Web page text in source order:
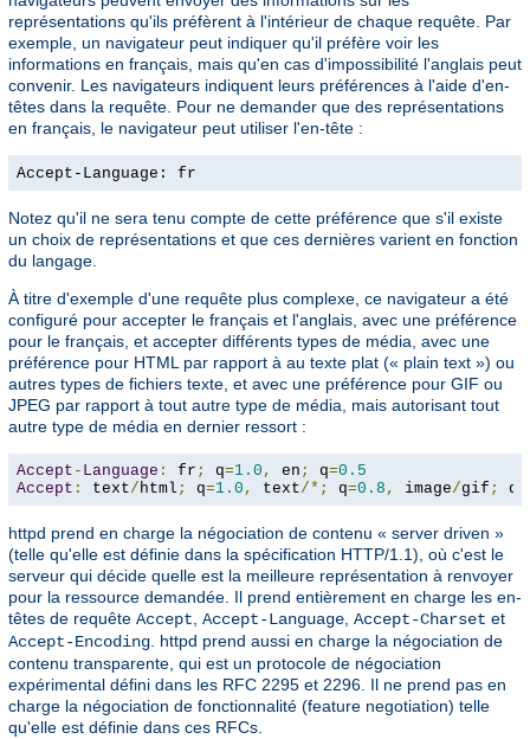
représentations qu'ils préfèrent à l'intérieur de chaque requête. Par
exemple, un navigateur peut indiquer qu'il préfère voir les
informations en français, mais qu'en cas d'impossibilité l'anglais peut
convenir. Les navigateurs indiquent leurs préférences à l'aide d'en-
têtes dans la requête. Pour ne demander que des représentations
en français, le navigateur peut utiliser l'en-tête :
Accept-Language: fr
Notez qu'il ne sera tenu compte de cette préférence que s'il existe
un choix de représentations et que ces dernières varient en fonction
du langage.
À titre d'exemple d'une requête plus complexe, ce navigateur a été
configuré pour accepter le français et l'anglais, avec une préférence
pour le français, et accepter différents types de média, avec une
préférence pour HTML par rapport à au texte plat (« plain text ») ou
autres types de fichiers texte, et avec une préférence pour GIF ou
JPEG par rapport à tout autre type de média, mais autorisant tout
autre type de média en dernier ressort :
Accept - Language : fr ; q=1.0 , en ; q=0.5
Accept : text/html ; q=1.0 , text/*; q=0.8 , image/gif ; q
httpd prend en charge la négociation de contenu « server driven »
(telle qu'elle est définie dans la spécification HTTP/1.1), où c'est le
serveur qui décide quelle est la meilleure représentation à renvoyer
pour la ressource demandée. Il prend entièrement en charge les en-
têtes de requête Accept Accept-Language Accept-Charset et
Accept-Encoding . httpd prend aussi en charge la négociation de
contenu transparente, qui est un protocole de négociation
expérimental défini dans les RFC 2295 et 2296. Il ne prend pas en
charge la négociation de fonctionnalité (feature negotiation) telle
qu'elle est définie dans ces RFCs.